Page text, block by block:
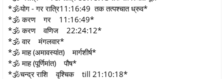
*🕉योग - गर रात्रि11:16:49 तक तत्पश्चात ध्रुव*
*🕉 करण गर 11:16:49*
*🕉 करण वणिज 22:24:12*
*🕉 वार मंगलवार*
*🕉 माह (अमावस्यांत) मार्गशीर्ष*
*🕉 माह (पूर्णिमांत) पौष*
*🕉चन्द्र राशि वृश्चिक till 21:10:18*